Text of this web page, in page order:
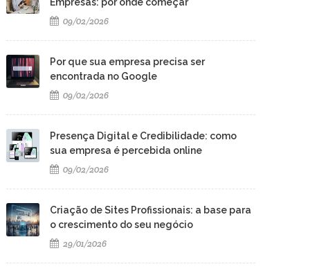
09/02/2026
Por que sua empresa precisa ser
encontrada no Google
09/02/2026
Presença Digital e Credibilidade: como
sua empresa é percebida online
09/02/2026
Criação de Sites Profissionais: a base para
o crescimento do seu negócio
29/01/2026